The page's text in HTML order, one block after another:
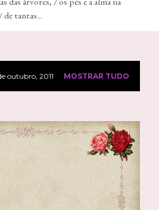
tantas...
outubro, 2011 MOSTRAR TUDO